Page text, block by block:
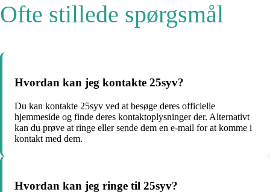
Ofte stillede spørgsmål
Hvordan kan jeg kontakte 25syv?
Du kan kontakte 25syv ved at besøge deres officielle
hjemmeside og finde deres kontaktoplysninger der. Alternativt
kan du prøve at ringe eller sende dem en e-mail for at komme i
kontakt med dem.
Hvordan kan jeg ringe til 25syv?